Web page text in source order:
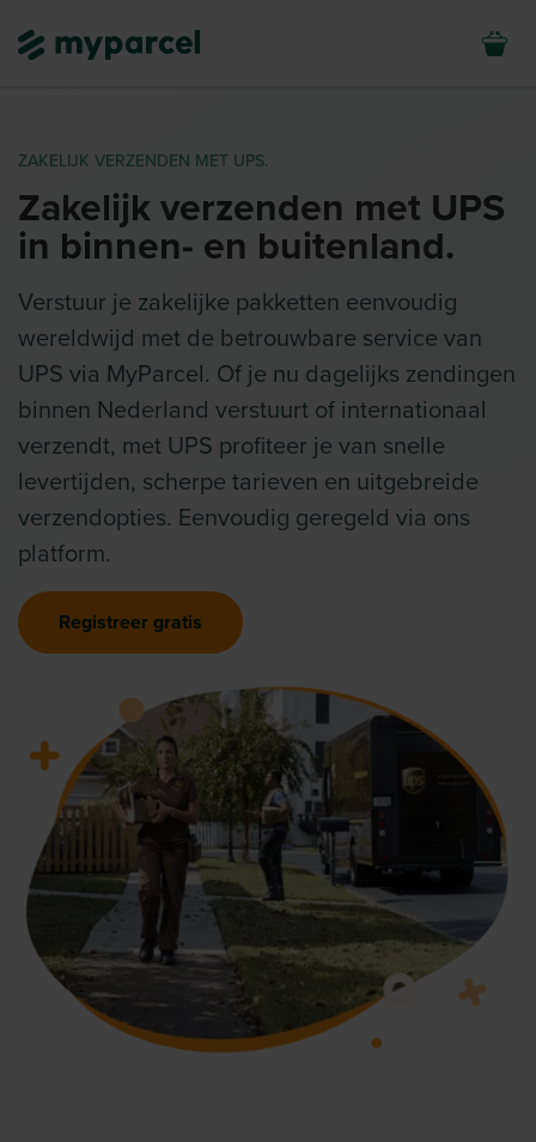
ZAKELIJK VERZENDEN MET UPS.
Zakelijk verzenden met UPS
in binnen- en buitenland.
Verstuur je zakelijke pakketten eenvoudig
wereldwijd met de betrouwbare service van
UPS via MyParcel. Of je nu dagelijks zendingen
binnen Nederland verstuurt of internationaal
verzendt, met UPS profiteer je van snelle
levertijden, scherpe tarieven en uitgebreide
verzendopties. Eenvoudig geregeld via ons
platform.
Registreer gratis